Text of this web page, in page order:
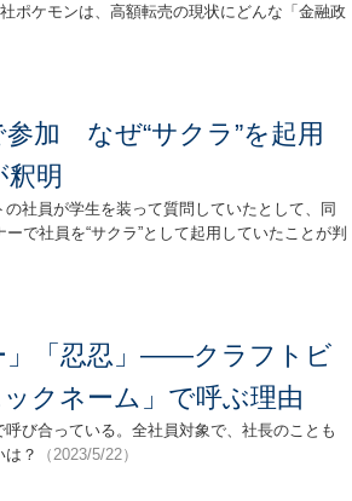
ポケモンは、高額転売の現状にどんな「金融政
加 なぜ“サクラ”を起用
明
社員が学生を装って質問していたとして、同
で社員を“サクラ”として起用していたことが判
」「忍忍」――クラフトビ
クネーム」で呼ぶ理由
び合っている。全社員対象で、社長のことも
は？
（2023/5/22）